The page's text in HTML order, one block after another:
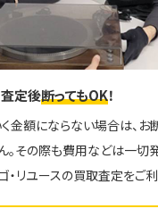
査定後断ってもOK！
金額にならない場合は、お
。その際も費用などは一切
・リユースの買取査定をご利